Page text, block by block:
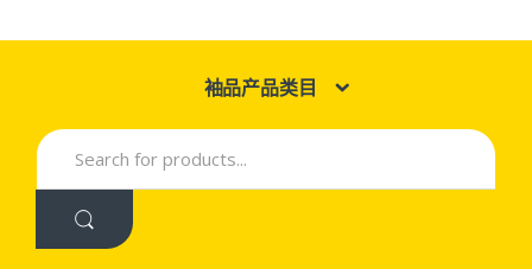
袖品产品类目
Search
for: